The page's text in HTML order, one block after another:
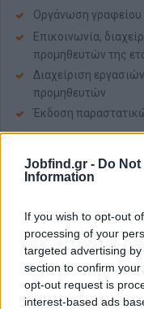
Jobfind.gr - Do
Information
If you wish to opt-out
processing of your
targeted advertising
section to confirm
opt-out request is
interest-based ads
Οργάνωση γραφείου
Επικοινωνία,
προμηθευτών της
Διαχείριση
προμηθευτών
Έκδοση
Άριστη γνώση
Προϋπηρεσία
Παροχές
Πενθήμερο ωράριο
Αμοιβή αναλόγως